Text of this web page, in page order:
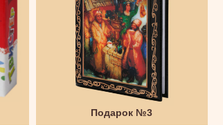
Подарок №3